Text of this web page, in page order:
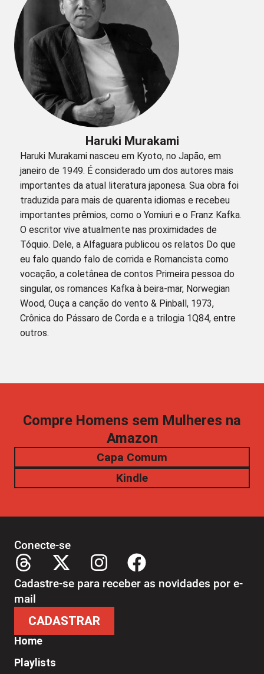
Haruki Murakami
Haruki Murakami nasceu em Kyoto, no Japão, em
janeiro de 1949. É considerado um dos autores mais
importantes da atual literatura japonesa. Sua obra foi
traduzida para mais de quarenta idiomas e recebeu
importantes prêmios, como o Yomiuri e o Franz Kafka.
O escritor vive atualmente nas proximidades de
Tóquio. Dele, a Alfaguara publicou os relatos Do que
eu falo quando falo de corrida e Romancista como
vocação, a coletânea de contos Primeira pessoa do
singular, os romances Kafka à beira-mar, Norwegian
Wood, Ouça a canção do vento & Pinball, 1973,
Crônica do Pássaro de Corda e a trilogia 1Q84, entre
outros.
Compre Homens sem Mulheres na
Amazon
Capa Comum
Kindle
Home
Playlists
Conecte-se
Cadastre-se para receber as novidades por e-
mail
CADASTRAR